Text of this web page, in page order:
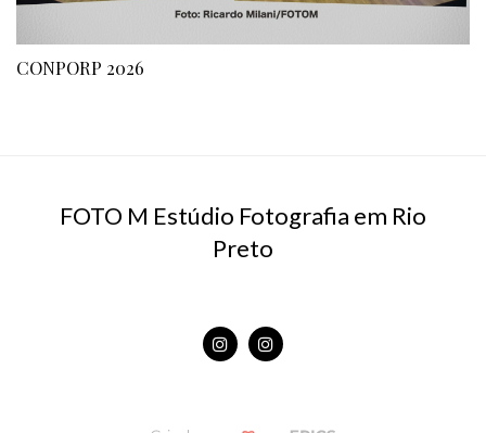
CONPORP 2026
FOTO M Estúdio Fotografia em Rio
Preto